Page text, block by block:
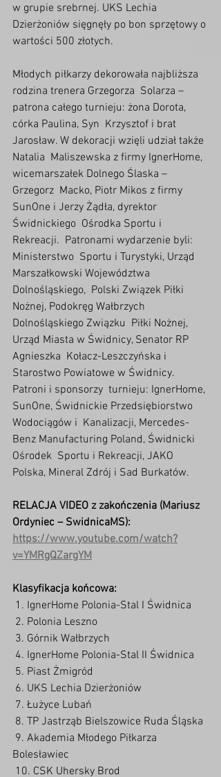
w grupie srebrnej. UKS Lechia
Dzierżoniów sięgnęły po bon sprzętowy o
wartości 500 złotych.
Młodych piłkarzy dekorowała najbliższa
rodzina trenera Grzegorza  Solarza –
patrona całego turnieju: żona Dorota,
córka Paulina, Syn  Krzysztof i brat
Jarosław. W dekoracji wzięli udział także
Natalia  Maliszewska z firmy IgnerHome,
wicemarszałek Dolnego Ślaska –
Grzegorz  Macko, Piotr Mikos z firmy
SunOne i Jerzy Żądła, dyrektor
Świdnickiego  Ośrodka Sportu i
Rekreacji.  Patronami wydarzenie byli:
Ministerstwo  Sportu i Turystyki, Urząd
Marszałkowski Województwa
Dolnośląskiego,  Polski Związek Piłki
Nożnej, Podokręg Wałbrzych
Dolnośląskiego Związku  Piłki Nożnej,
Urząd Miasta w Świdnicy, Senator RP
Agnieszka  Kołacz-Leszczyńska i
Starostwo Powiatowe w Świdnicy.
Patroni i sponsorzy  turnieju: IgnerHome,
SunOne, Świdnickie Przedsiębiorstwo
Wodociągów i  Kanalizacji, Mercedes-
Benz Manufacturing Poland, Świdnicki
Ośrodek  Sportu i Rekreacji, JAKO
Polska, Mineral Zdrój i Sad Burkatów.
RELACJA VIDEO z zakończenia (Mariusz
Ordyniec – SwidnicaMS):
https://www.youtube.com/watch?
v=YMRgQZargYM
Klasyfikacja końcowa:
1. IgnerHome Polonia-Stal I Świdnica
2. Polonia Leszno
3. Górnik Wałbrzych
4. IgnerHome Polonia-Stal II Świdnica
5. Piast Żmigród
6. UKS Lechia Dzierżoniów
7. Łużyce Lubań
8. TP Jastrząb Bielszowice Ruda Śląska
Bolesławiec
10. CSK Uhersky Brod